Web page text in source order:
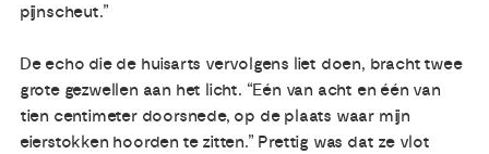
pijnscheut.”
De echo die de huisarts vervolgens liet doen, bracht twee
grote gezwellen aan het licht. “Eén van acht en één van
tien centimeter doorsnede, op de plaats waar mijn
eierstokken hoorden te zitten.” Prettig was dat ze vlot